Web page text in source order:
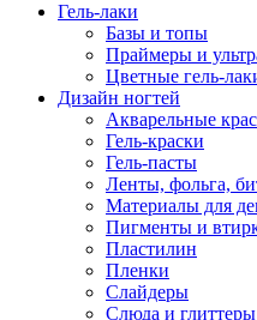
Гель-лаки
Базы и топы
Праймеры и
Цветные гель-
Дизайн ногтей
Акварельные
Гель-краски
Гель-пасты
Ленты, фольга,
Материалы для
Пигменты и
Пластилин
Пленки
Слайдеры
Слюда и глиттеры